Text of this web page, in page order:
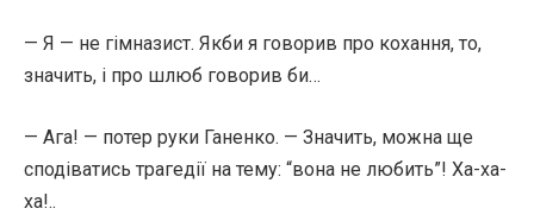
— Я — не гімназист. Якби я говорив про кохання, то,
значить, і про шлюб говорив би…
— Ага! — потер руки Ганенко. — Значить, можна ще
сподіватись трагедії на тему: “вона не любить”! Ха-ха-
ха!..